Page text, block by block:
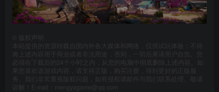
版权声明
本站提供的资源转载自国内外各大媒体和网络，仅供试玩体验；不得
将上述内容用于商业或者非法用途，否则，一切后果请用户自负。您
必须在下载后的24个小时之内，从您的电脑中彻底删除上述内容。如
果您喜欢该游戏内容，请支持正版，购买注册，得到更好的正版服
务。我们非常重视版权问题，如有侵权请邮件与我们联系处理。敬请
谅解！E-mail：mengyagame@qq.com